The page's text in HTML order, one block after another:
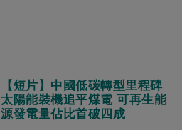
【短片】中國低碳轉型里程碑
太陽能裝機追平煤電 可再生能
源發電量佔比首破四成